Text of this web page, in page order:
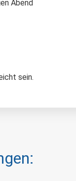
Abend
sein.